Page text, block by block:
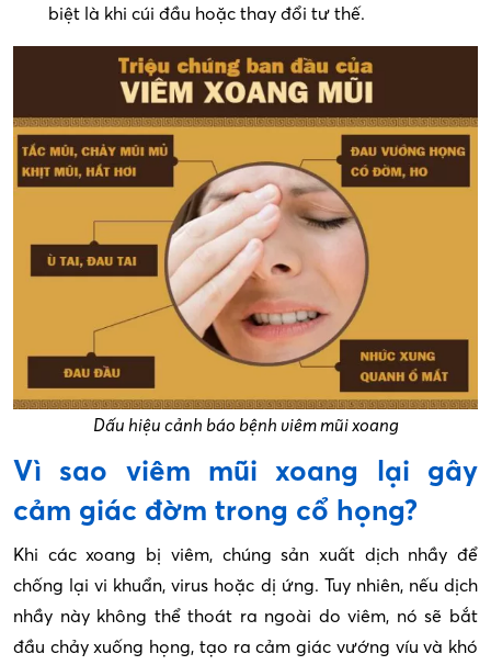
biệt là khi cúi đầu hoặc thay đổi tư thế.
Dấu hiệu cảnh báo bệnh viêm mũi xoang
Vì sao viêm mũi xoang lại gây
cảm giác đờm trong cổ họng?
Khi các xoang bị viêm, chúng sản xuất dịch nhầy để
chống lại vi khuẩn, virus hoặc dị ứng. Tuy nhiên, nếu dịch
nhầy này không thể thoát ra ngoài do viêm, nó sẽ bắt
đầu chảy xuống họng, tạo ra cảm giác vướng víu và khó